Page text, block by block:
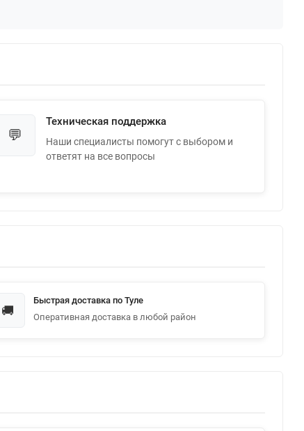
💬
Техническая поддержка
Наши специалисты помогут с выбором и
ответят на все вопросы
🚚
Быстрая доставка по Туле
Оперативная доставка в любой район